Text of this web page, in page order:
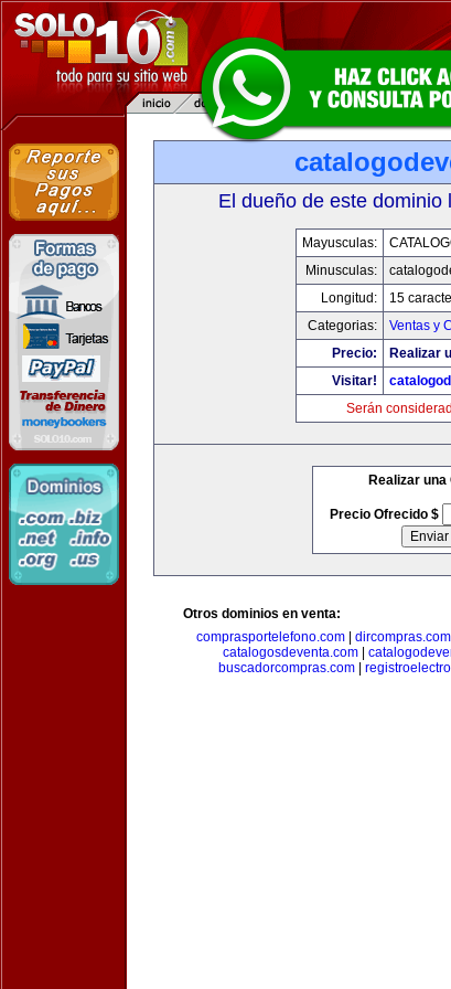
El dueño de este dominio
Mayusculas:
Minusculas:
Longitud:
15
Categorias:
Ventas y
Precio:
Realizar
Visitar!
Serán
Realizar una
Precio Ofrecido $
Otros dominios en venta:
comprasportelefono.com
dircompras.com
catalogosdeventa.com
buscadorcompras.com